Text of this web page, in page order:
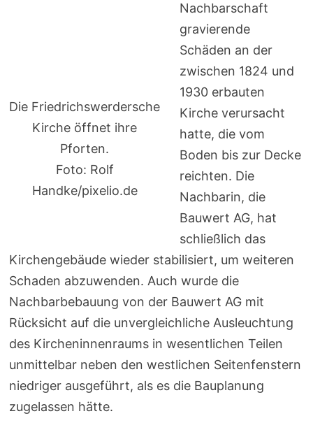
Die Friedrichswerdersche
Kirche öffnet ihre
Pforten.
Foto: Rolf
Handke/pixelio.de
Nachbarschaft
gravierende
Schäden an der
zwischen 1824 und
1930 erbauten
Kirche verursacht
hatte, die vom
Boden bis zur Decke
reichten. Die
Nachbarin, die
Bauwert AG, hat
schließlich das
Kirchengebäude wieder stabilisiert, um weiteren
Schaden abzuwenden. Auch wurde die
Nachbarbebauung von der Bauwert AG mit
Rücksicht auf die unvergleichliche Ausleuchtung
des Kircheninnenraums in wesentlichen Teilen
unmittelbar neben den westlichen Seitenfenstern
niedriger ausgeführt, als es die Bauplanung
zugelassen hätte.